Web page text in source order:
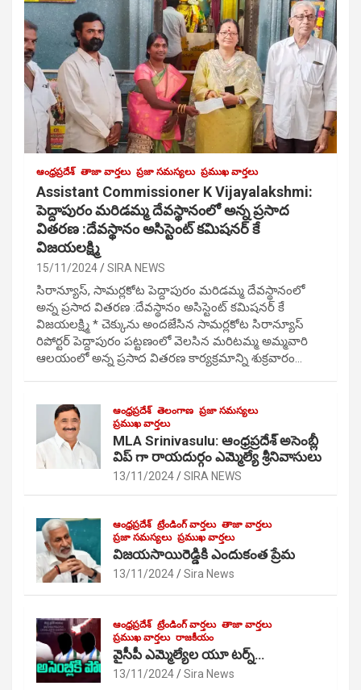
ఆంధ్రప్రదేశ్ తాజా వార్తలు ప్రజా సమస్యలు ప్రముఖ వార్తలు
Assistant Commissioner K Vijayalakshmi:
పెద్దాపురం మరిడమ్మ దేవస్థానంలో అన్న ప్రసాద
వితరణ :దేవస్థానం అసిస్టెంట్ కమిషనర్ కే
విజయలక్ష్మి
15/11/2024 SIRA NEWS
సిరాన్యూస్, సామర్లకోట పెద్దాపురం మరిడమ్మ దేవస్థానంలో
అన్న ప్రసాద వితరణ :దేవస్థానం అసిస్టెంట్ కమిషనర్ కే
విజయలక్ష్మి * చెక్కును అందజేసిన సామర్లకోట సిరాన్యూస్
రిపోర్టర్ పెద్దాపురం పట్టణంలో వెలసిన మరిటమ్మ అమ్మవారి
ఆలయంలో అన్న ప్రసాద వితరణ కార్యక్రమాన్ని శుక్రవారం…
ఆంధ్రప్రదేశ్ తెలంగాణ ప్రజా సమస్యలు
ప్రముఖ వార్తలు
MLA Srinivasulu: ఆంధ్రప్రదేశ్ అసెంబ్లీ
విప్ గా రాయదుర్గం ఎమ్మెల్యే శ్రీనివాసులు
13/11/2024 SIRA NEWS
ఆంధ్రప్రదేశ్ ట్రేండింగ్ వార్తలు తాజా వార్తలు
ప్రజా సమస్యలు ప్రముఖ వార్తలు
విజయసాయిరెడ్డికి ఎందుకంత ప్రేమ
13/11/2024 Sira News
ఆంధ్రప్రదేశ్ ట్రేండింగ్ వార్తలు తాజా వార్తలు
ప్రముఖ వార్తలు రాజకీయం
వైసీపీ ఎమ్మెల్యేల యూ టర్న్…
13/11/2024 Sira News